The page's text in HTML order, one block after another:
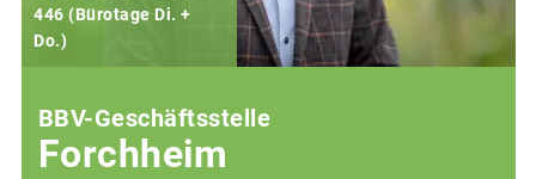
446 (Bürotage Di. +
Do.)
BBV-Geschäftsstelle
Forchheim